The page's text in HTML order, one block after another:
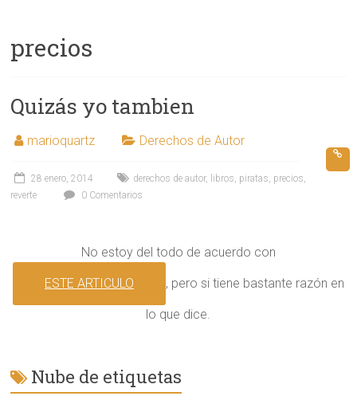
precios
Quizás yo tambien
marioquartz Derechos de Autor
28 enero, 2014 derechos de autor, libros, piratas, precios,
reverte
0 Comentarios
No estoy del todo de acuerdo con
ESTE ARTICULO , pero si tiene bastante razón en
lo que dice.
Nube de etiquetas